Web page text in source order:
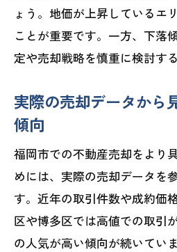
ょう。地価が上昇しているエ
ことが重要です。一方、下落
定や売却戦略を慎重に検討す
実際の売却データから
傾向
福岡市での不動産売却をより
めには、実際の売却データを
す。近年の取引件数や成約価
区や博多区では高値での取引
の人気が高い傾向が続いていま